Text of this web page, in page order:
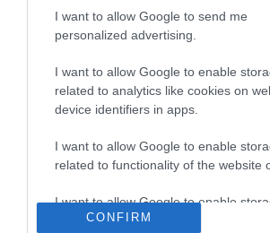
I want to allow Google to send me
personalized advertising.
I want to allow Google to enable
related to analytics like cookies on
device identifiers in apps.
I want to allow Google to enable
related to functionality of the website
I want to allow Google to enable
related to personalization.
CONFIRM
31.07.2026
Τεχνητή Νοημοσύνη
δεν είναι απλώς μια
νέα τεχνολογία, είναι
επανάσταση»
31.07.2026
Νέος οδηγός του ΕΚΤ
για τη χρηματοδότηση
των ελληνικών
επιχειρήσεων στον
χώρο της άμυνας